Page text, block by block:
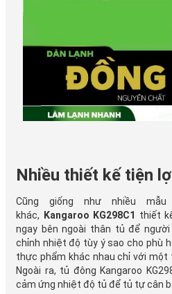
Nhiều thiết kế tiện
Cũng giống như nhiều
khác,
Kangaroo KG298C1
thiết
ngay bên ngoài thân tủ để
chỉnh nhiệt độ tùy ý sao cho phù
thực phẩm khác nhau chỉ với một
Ngoài ra, tủ đông Kangaroo
cảm ứng nhiệt độ tủ để tủ tự cân